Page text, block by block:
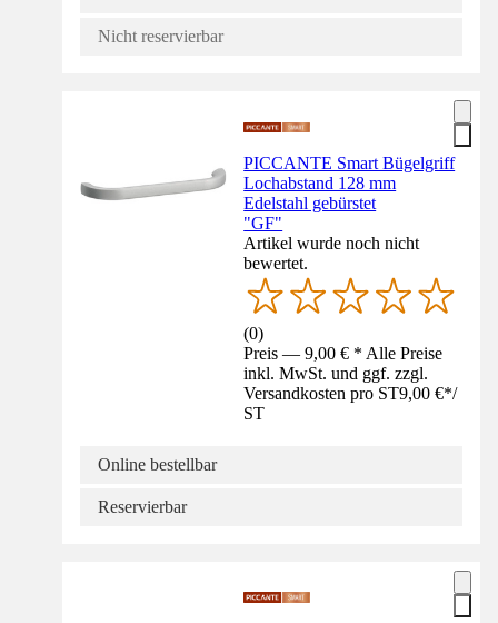
Nicht reservierbar
PICCANTE Smart Bügelgriff
Lochabstand 128 mm
Edelstahl gebürstet
"GF"
Artikel wurde noch nicht
bewertet.
(0)
Preis — 9,00 € * Alle Preise
inkl. MwSt. und ggf. zzgl.
Versandkosten pro ST9,00 €*/
ST
Online bestellbar
Reservierbar